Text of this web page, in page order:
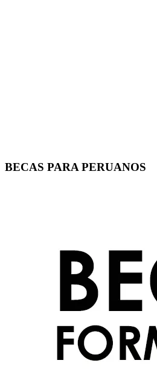
BECAS PARA PERUANOS